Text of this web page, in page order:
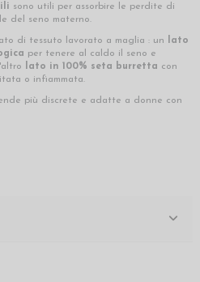
sono utili per assorbire le perdite di
del seno materno.
di tessuto lavorato a maglia : un lato
per tenere al caldo il seno e
lato in 100% seta burretta con
o infiammata.
più discrete e adatte a donne con